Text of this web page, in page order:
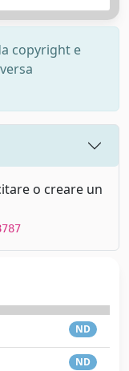
copyright e
o creare un
ND
ND